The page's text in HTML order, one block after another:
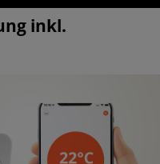
inkl.